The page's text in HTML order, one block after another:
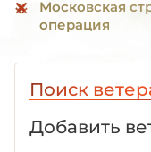
Московская
операция
Поиск
Добавить